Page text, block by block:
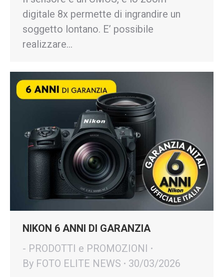
digitale 8x permette di ingrandire un
soggetto lontano. E’ possibile
realizzare…
NIKON 6 ANNI DI GARANZIA
- PRODOTTI e PROMOZIONI
By FOTO ELITE NEWS
30/03/2026